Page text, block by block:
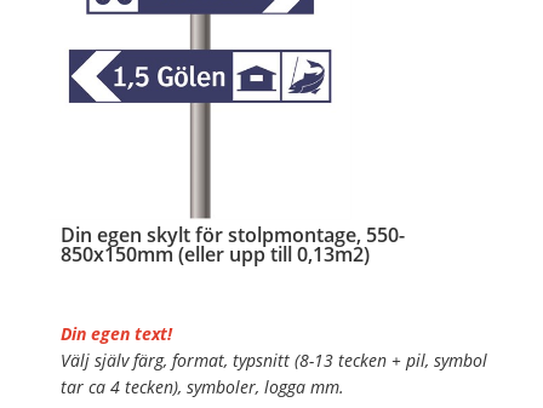
Din egen skylt för stolpmontage, 550-
850x150mm (eller upp till 0,13m2)
Din egen text!
Välj själv färg, format, typsnitt (8-13 tecken + pil, symbol
tar ca 4 tecken), symboler, logga mm.